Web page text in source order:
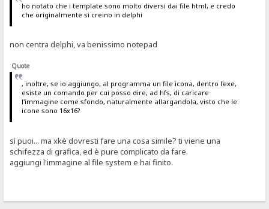
ho notato che i template sono molto diversi dai file html, e credo
che originalmente si creino in delphi
non centra delphi, va benissimo notepad
Quote
, inoltre, se io aggiungo, al programma un file icona, dentro l'exe,
esiste un comando per cui posso dire, ad hfs, di caricare
l'immagine come sfondo, naturalmente allargandola, visto che le
icone sono 16x16?
sì puoi... ma xkè dovresti fare una cosa simile? ti viene una
schifezza di grafica, ed è pure complicato da fare.
aggiungi l'immagine al file system e hai finito.